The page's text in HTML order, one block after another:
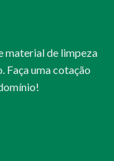
material de limpeza
Faça uma cotação